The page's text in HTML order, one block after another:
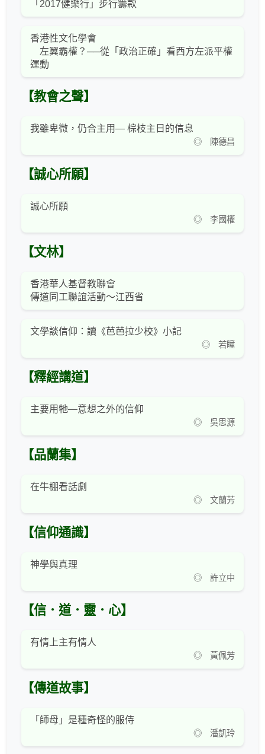
「2017健樂行」步行籌款
香港性文化學會
左翼霸權？──從「政治正確」看西方左派平權
運動
【教會之聲】
我雖卑微，仍合主用— 棕枝主日的信息
◎ 陳德昌
【誠心所願】
誠心所願
◎ 李國權
【文林】
香港華人基督教聯會
傳道同工聯誼活動～江西省
文學談信仰：讀《芭芭拉少校》小記
◎ 若瞳
【釋經講道】
主要用牠—意想之外的信仰
◎ 吳思源
【品蘭集】
在牛棚看話劇
◎ 文蘭芳
【信仰通識】
神學與真理
◎ 許立中
【信．道．靈．心】
有情上主有情人
◎ 黃佩芳
【傳道故事】
「師母」是種奇怪的服侍
◎ 潘凱玲